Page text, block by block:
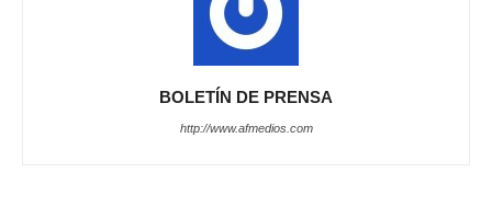
BOLETÍN DE PRENSA
http://www.afmedios.com